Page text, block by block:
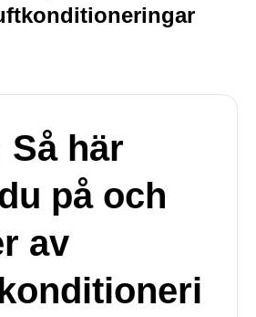
Så här
på och
av